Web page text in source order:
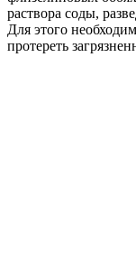
раствора соды,
Для этого
протереть